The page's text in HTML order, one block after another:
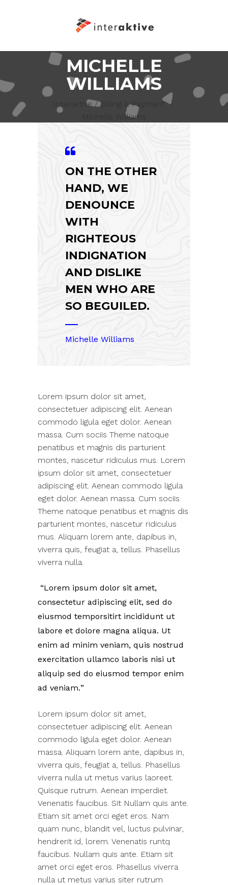
MICHELLE
WILLIAMS
Interaktive/Billing & Payment /
Michelle Williams
ON THE OTHER
HAND, WE
DENOUNCE
WITH
RIGHTEOUS
INDIGNATION
AND DISLIKE
MEN WHO ARE
SO BEGUILED.
Michelle Williams
Lorem ipsum dolor sit amet,
consectetuer adipiscing elit. Aenean
commodo ligula eget dolor. Aenean
massa. Cum sociis Theme natoque
penatibus et magnis dis parturient
montes, nascetur ridiculus mus. Lorem
ipsum dolor sit amet, consectetuer
adipiscing elit. Aenean commodo ligula
eget dolor. Aenean massa. Cum sociis
Theme natoque penatibus et magnis dis
parturient montes, nascetur ridiculus
mus. Aliquam lorem ante, dapibus in,
viverra quis, feugiat a, tellus. Phasellus
viverra nulla.
Lorem ipsum dolor sit amet,
consectetur adipiscing elit, sed do
eiusmod temporsitirt incididunt ut
labore et dolore magna aliqua. Ut
enim ad minim veniam, quis nostrud
exercitation ullamco laboris nisi ut
aliquip sed do eiusmod tempor enim
ad veniam.
Lorem ipsum dolor sit amet,
consectetuer adipiscing elit. Aenean
commodo ligula eget dolor. Aenean
massa. Aliquam lorem ante, dapibus in,
viverra quis, feugiat a, tellus. Phasellus
viverra nulla ut metus varius laoreet.
Quisque rutrum. Aenean imperdiet.
Venenatis faucibus. Sit Nullam quis ante.
Etiam sit amet orci eget eros. Nam
quam nunc, blandit vel, luctus pulvinar,
hendrerit id, lorem. Venenatis runtq
faucibus. Nullam quis ante. Etiam sit
amet orci eget eros. Phasellus viverra
nulla ut metus varius siter rutrum